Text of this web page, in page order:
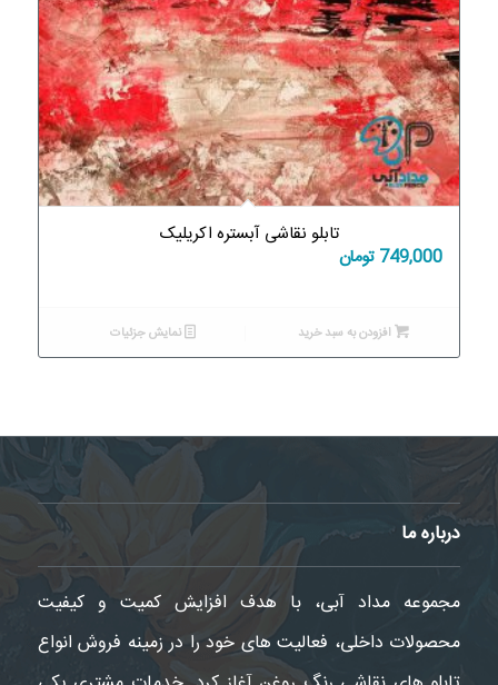
تابلو نقاشی آبستره اکریلیک
749,000 تومان
افزودن به سبد خرید نمایش جزئیات
درباره ما
مجموعه مداد آبی، با هدف افزایش کمیت و کیفیت
محصولات داخلی، فعالیت های خود را در زمینه فروش انواع